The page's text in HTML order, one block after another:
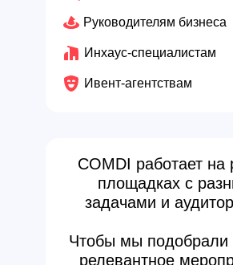
Руководителям бизнеса
Инхаус-специалистам
Ивент-агентствам
COMDI работает на
площадках с
задачами и
Чтобы мы подобрали
релевантное